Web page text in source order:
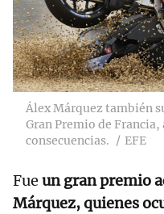
Álex Márquez también
Gran Premio de Francia,
consecuencias.
EFE
Fue un gran premio
Márquez, quienes